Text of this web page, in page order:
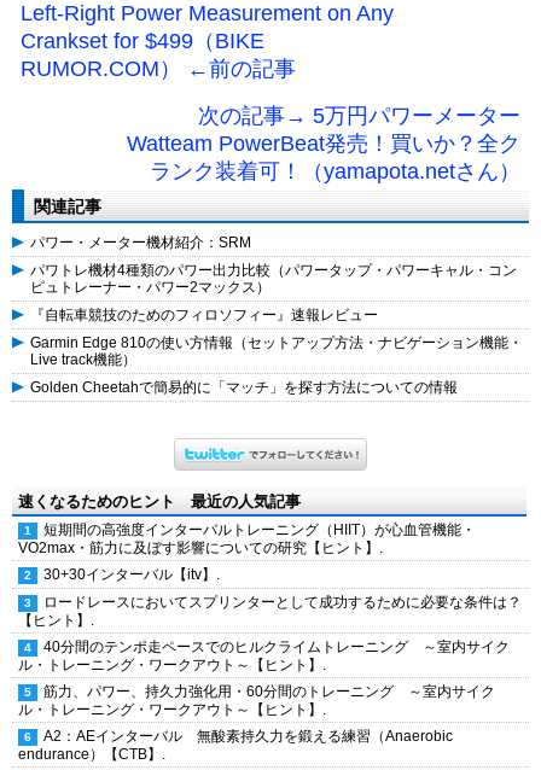
Left-Right Power Measurement on Any
Crankset for $499（BIKE
RUMOR.COM） ←前の記事
次の記事→ 5万円パワーメーター
Watteam PowerBeat発売！買いか？全ク
ランク装着可！（yamapota.netさん）
関連記事
パワー・メーター機材紹介：SRM
パワトレ機材4種類のパワー出力比較（パワータップ・パワーキャル・コン
ピュトレーナー・パワー2マックス）
『自転車競技のためのフィロソフィー』速報レビュー
Garmin Edge 810の使い方情報（セットアップ方法・ナビゲーション機能・
Live track機能）
Golden Cheetahで簡易的に「マッチ」を探す方法についての情報
速くなるためのヒント 最近の人気記事
短期間の高強度インターバルトレーニング（HIIT）が心血管機能・
VO2max・筋力に及ぼす影響についての研究【ヒント】.
30+30インターバル【itv】.
ロードレースにおいてスプリンターとして成功するために必要な条件は？
【ヒント】.
40分間のテンポ走ペースでのヒルクライムトレーニング ～室内サイク
ル・トレーニング・ワークアウト～【ヒント】.
筋力、パワー、持久力強化用・60分間のトレーニング ～室内サイク
ル・トレーニング・ワークアウト～【ヒント】.
A2：AEインターバル 無酸素持久力を鍛える練習（Anaerobic
endurance）【CTB】.